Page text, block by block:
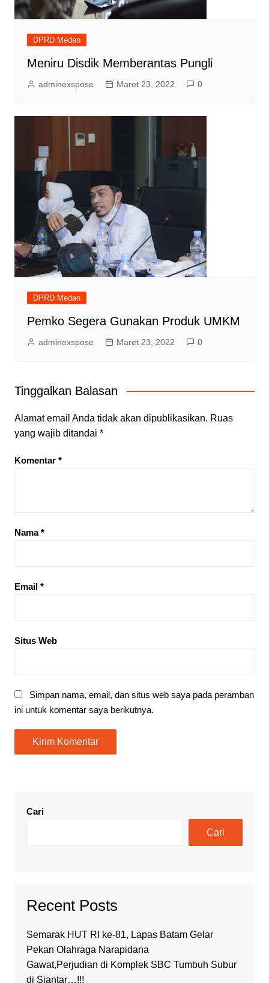
DPRD Medan
Meniru Disdik Memberantas Pungli
adminexspose Maret 23, 2022 0
DPRD Medan
Pemko Segera Gunakan Produk UMKM
adminexspose Maret 23, 2022 0
Tinggalkan Balasan
Alamat email Anda tidak akan dipublikasikan. Ruas
yang wajib ditandai *
Komentar *
Nama*
Email *
Situs Web
Simpan nama, email, dan situs web saya pada peramban
ini untuk komentar saya berikutnya.
Cari
Cari
Recent Posts
Semarak HUT RI ke-81, Lapas Batam Gelar
Pekan Olahraga Narapidana
Gawat,Perjudian di Komplek SBC Tumbuh Subur
di Siantar…!!!